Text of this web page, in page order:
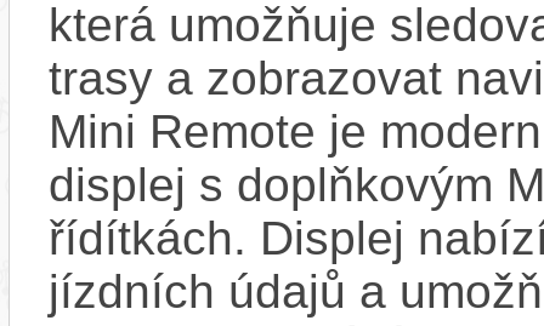
která umožňuje
trasy a zobrazovat
Mini Remote je
displej s doplňkovým
řídítkách. Displej
jízdních údajů a